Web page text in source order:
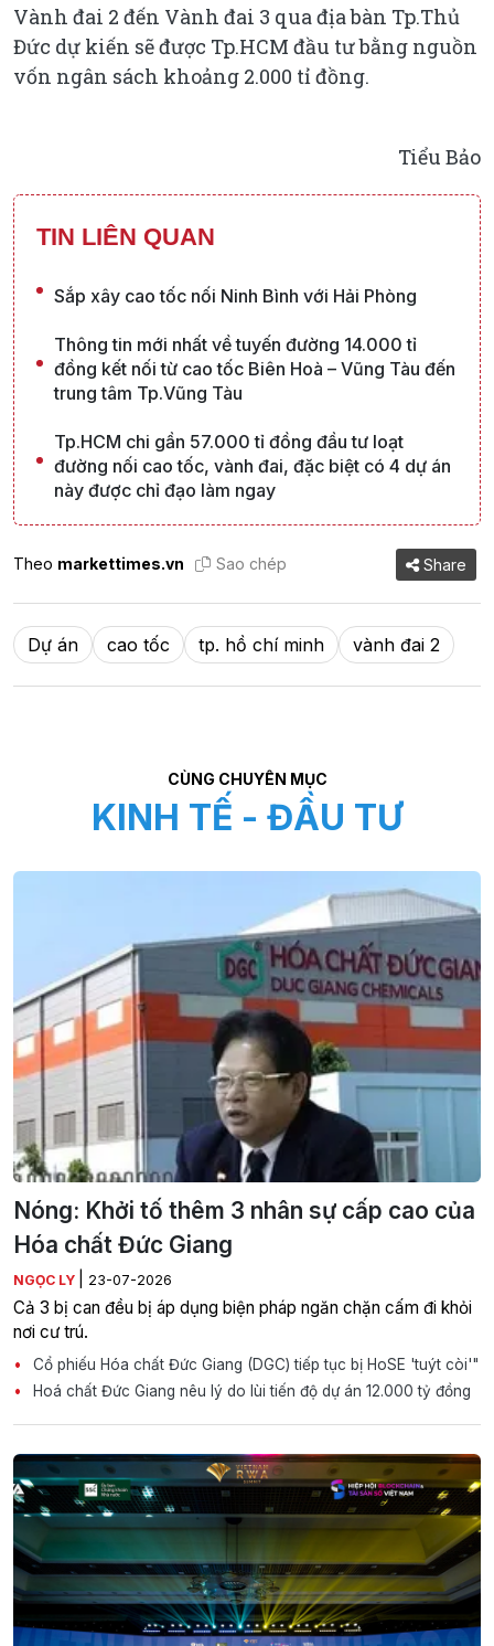
Vành đai 2 đến Vành đai 3 qua địa bàn Tp.Thủ
Đức dự kiến sẽ được Tp.HCM đầu tư bằng nguồn
vốn ngân sách khoảng 2.000 tỉ đồng.
Tiểu Bảo
TIN LIÊN QUAN
Sắp xây cao tốc nối Ninh Bình với Hải Phòng
Thông tin mới nhất về tuyến đường 14.000 tỉ
đồng kết nối từ cao tốc Biên Hoà – Vũng Tàu đến
trung tâm Tp.Vũng Tàu
Tp.HCM chi gần 57.000 tỉ đồng đầu tư loạt
đường nối cao tốc, vành đai, đặc biệt có 4 dự án
này được chỉ đạo làm ngay
Theo markettimes.vn Sao chép Share
Dự án cao tốc tp. hồ chí minh vành đai 2
CÙNG CHUYÊN MỤC
KINH TẾ - ĐẦU TƯ
Nóng: Khởi tố thêm 3 nhân sự cấp cao của
Hóa chất Đức Giang
NGỌC LY 23-07-2026
Cả 3 bị can đều bị áp dụng biện pháp ngăn chặn cấm đi khỏi
nơi cư trú.
Cổ phiếu Hóa chất Đức Giang (DGC) tiếp tục bị HoSE 'tuýt còi'"
Hoá chất Đức Giang nêu lý do lùi tiến độ dự án 12.000 tỷ đồng